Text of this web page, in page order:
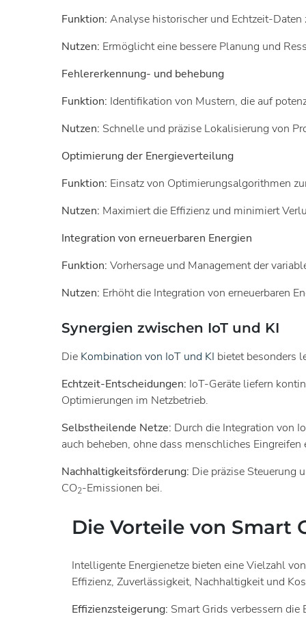
Funktion: Analyse historischer und Echtzeit-
Nutzen: Ermöglicht eine bessere Planung und
Fehlererkennung- und behebung
Funktion: Identifikation von Mustern, die auf
Nutzen: Schnelle und präzise Lokalisierung von
Optimierung der Energieverteilung
Funktion: Einsatz von Optimierungsalgorithmen
Nutzen: Maximiert die Effizienz und minimiert
Integration von erneuerbaren Energien
Funktion: Vorhersage und Management der
Nutzen: Erhöht die Integration von erneuerbaren
Synergien zwischen IoT und KI
Die Kombination von IoT und KI bietet besonders
Echtzeit-Entscheidungen: IoT-Geräte liefern
Optimierungen im Netzbetrieb.
Selbstheilende Netze: Durch die Integration von
auch beheben, ohne dass menschliches
Nachhaltigkeitsförderung: Die präzise Steuerung
CO2-Emissionen bei.
Die Vorteile von Smart
Intelligente Energienetze bieten eine Vielzahl
Effizienz, Zuverlässigkeit, Nachhaltigkeit und
Effizienzsteigerung: Smart Grids verbessern die